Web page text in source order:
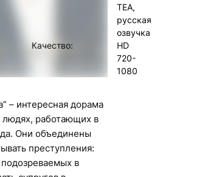
TEA,
русская
озвучка
Качество:
HD
720-
1080
– интересная дорама
людях, работающих в
Они объединены
преступления:
подозреваемых в